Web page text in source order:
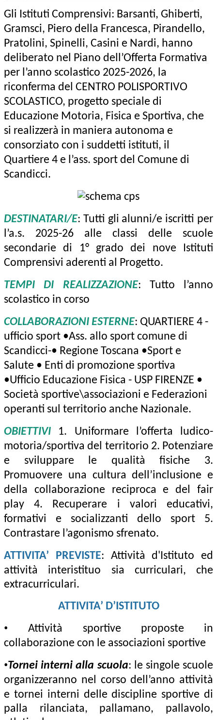
Gli Istituti Comprensivi: Barsanti, Ghiberti,
Gramsci, Piero della Francesca, Pirandello,
Pratolini, Spinelli, Casini e Nardi, hanno
deliberato nel Piano dell’Offerta Formativa
per l’anno scolastico 2025-2026, la
riconferma del CENTRO POLISPORTIVO
SCOLASTICO, progetto speciale di
Educazione Motoria, Fisica e Sportiva, che
si realizzerà in maniera autonoma e
consorziato con i suddetti istituti, il
Quartiere 4 e l’ass. sport del Comune di
Scandicci.
DESTINATARI/E: Tutti gli alunni/e iscritti per
l’a.s. 2025-26 alle classi delle scuole
secondarie di 1° grado dei nove Istituti
Comprensivi aderenti al Progetto.
TEMPI DI REALIZZAZIONE: Tutto l’anno
scolastico in corso
COLLABORAZIONI ESTERNE: QUARTIERE 4 -
ufficio sport •Ass. allo sport comune di
Scandicci-• Regione Toscana •Sport e
Salute • Enti di promozione sportiva
•Ufficio Educazione Fisica - USP FIRENZE •
Società sportive\associazioni e Federazioni
operanti sul territorio anche Nazionale.
OBIETTIVI 1. Uniformare l’offerta ludico-
motoria/sportiva del territorio 2. Potenziare
e sviluppare le qualità fisiche 3.
Promuovere una cultura dell’inclusione e
della collaborazione reciproca e del fair
play 4. Recuperare i valori educativi,
formativi e socializzanti dello sport 5.
Contrastare l’agonismo sfrenato.
ATTIVITA’ PREVISTE: Attività d'Istituto ed
attività interistituo sia curriculari, che
extracurriculari.
ATTIVITA’ D’ISTITUTO
•Attività sportive proposte in
collaborazione con le associazioni sportive
•Tornei interni alla scuola: le singole scuole
organizzeranno nel corso dell’anno attività
e tornei interni delle discipline sportive di
palla rilanciata, pallamano, pallavolo,